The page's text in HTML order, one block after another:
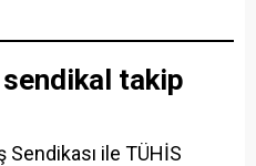
takip
Sendikası ile TÜHİS